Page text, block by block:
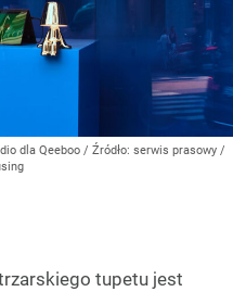
dla Qeeboo / Źródło: serwis prasowy /
tupetu jest